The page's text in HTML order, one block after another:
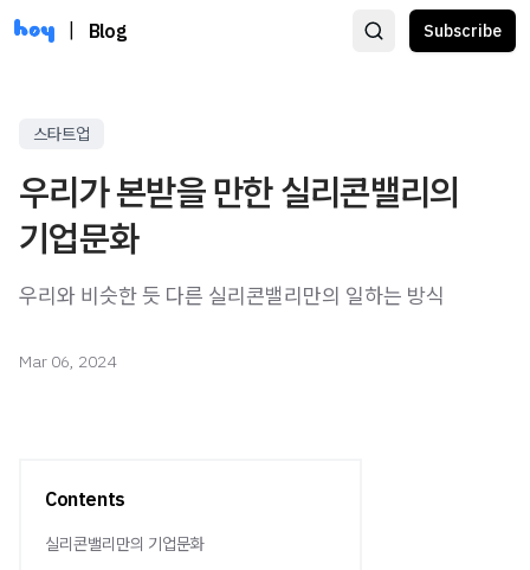
Blog Subscribe
스타트업
우리가 본받을 만한 실리콘밸리의
기업문화
우리와 비슷한 듯 다른 실리콘밸리만의 일하는 방식
Mar 06, 2024
Contents
실리콘밸리만의 기업문화